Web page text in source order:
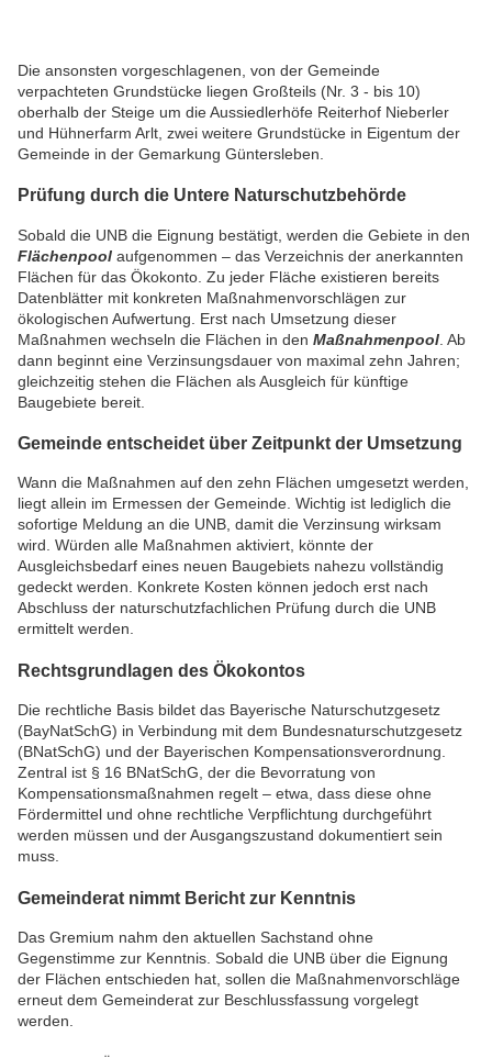
Die ansonsten vorgeschlagenen, von der Gemeinde
verpachteten Grundstücke liegen Großteils (Nr. 3 - bis 10)
oberhalb der Steige um die Aussiedlerhöfe Reiterhof Nieberler
und Hühnerfarm Arlt, zwei weitere Grundstücke in Eigentum der
Gemeinde in der Gemarkung Güntersleben.
Prüfung durch die Untere Naturschutzbehörde
Sobald die UNB die Eignung bestätigt, werden die Gebiete in den
Flächenpool aufgenommen – das Verzeichnis der anerkannten
Flächen für das Ökokonto. Zu jeder Fläche existieren bereits
Datenblätter mit konkreten Maßnahmenvorschlägen zur
ökologischen Aufwertung. Erst nach Umsetzung dieser
Maßnahmen wechseln die Flächen in den Maßnahmenpool . Ab
dann beginnt eine Verzinsungsdauer von maximal zehn Jahren;
gleichzeitig stehen die Flächen als Ausgleich für künftige
Baugebiete bereit.
Gemeinde entscheidet über Zeitpunkt der Umsetzung
Wann die Maßnahmen auf den zehn Flächen umgesetzt werden,
liegt allein im Ermessen der Gemeinde. Wichtig ist lediglich die
sofortige Meldung an die UNB, damit die Verzinsung wirksam
wird. Würden alle Maßnahmen aktiviert, könnte der
Ausgleichsbedarf eines neuen Baugebiets nahezu vollständig
gedeckt werden. Konkrete Kosten können jedoch erst nach
Abschluss der naturschutzfachlichen Prüfung durch die UNB
ermittelt werden.
Rechtsgrundlagen des Ökokontos
Die rechtliche Basis bildet das Bayerische Naturschutzgesetz
(BayNatSchG) in Verbindung mit dem Bundesnaturschutzgesetz
(BNatSchG) und der Bayerischen Kompensationsverordnung.
Zentral ist § 16 BNatSchG, der die Bevorratung von
Kompensationsmaßnahmen regelt – etwa, dass diese ohne
Fördermittel und ohne rechtliche Verpflichtung durchgeführt
werden müssen und der Ausgangszustand dokumentiert sein
muss.
Gemeinderat nimmt Bericht zur Kenntnis
Das Gremium nahm den aktuellen Sachstand ohne
Gegenstimme zur Kenntnis. Sobald die UNB über die Eignung
der Flächen entschieden hat, sollen die Maßnahmenvorschläge
erneut dem Gemeinderat zur Beschlussfassung vorgelegt
werden.